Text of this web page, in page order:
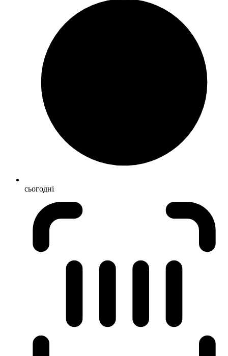
сьогодні